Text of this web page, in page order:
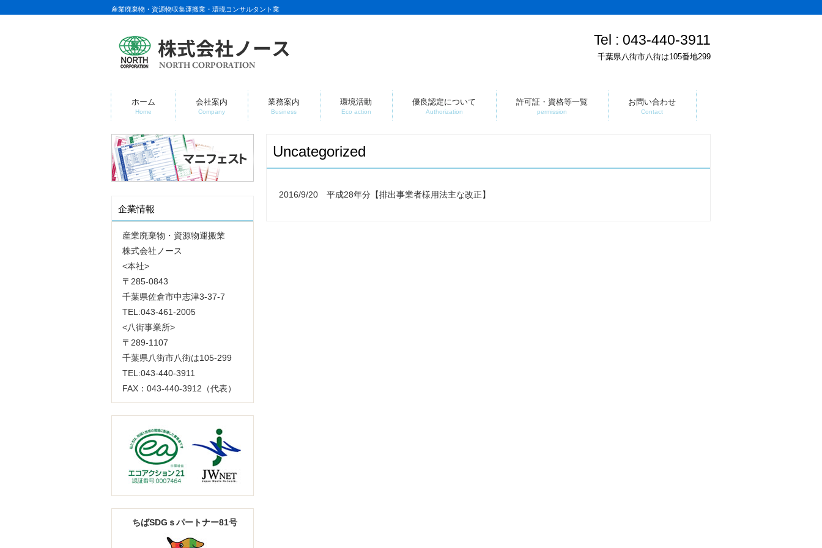
産業廃棄物・資源物収集運搬業・環境コンサルタント業
Tel : 043-440-3911
千葉県八街市八街は105番地299
ホーム
Home
会社案内
Company
業務案内
Business
環境活動
Eco action
優良認定について
Authorization
許可証・資格等一覧
permission
お問い合わせ
Contact
Uncategorized
2016/9/20 平成28年分【排出事業者様用法主な改正】
企業情報
産業廃棄物・資源物運搬業
株式会社ノース
<本社>
〒285-0843
千葉県佐倉市中志津3-37-7
TEL:043-461-2005
<八街事業所>
〒289-1107
千葉県八街市八街は105-299
TEL:043-440-3911
FAX：043-440-3912（代表）
ちばSDGｓパートナー81号